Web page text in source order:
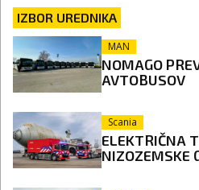
IZBOR UREDNIKA
MAN
NOMAGO
AVTOBUSOV
Scania
ELEKTRIČNA
NIZOZEMSKE